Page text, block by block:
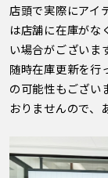
店頭で実際にアイ
は店舗に在庫がな
い場合がございま
随時在庫更新を行
の可能性もござい
おりませんので、